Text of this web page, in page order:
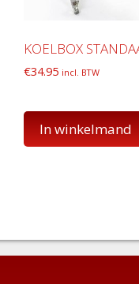
KOELBOX
€34.95 incl. BTW
In winkelmand